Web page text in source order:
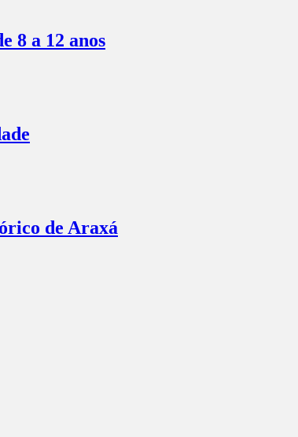
8 a 12 anos
de Araxá